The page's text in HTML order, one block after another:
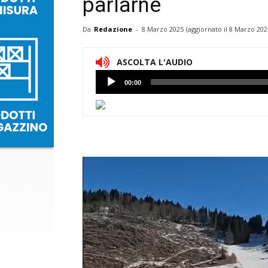
parlarne
Da Redazione - 8 Marzo 2025 (aggiornato il 8 Marzo
ASCOLTA L'AUDIO
Lettore
Audio
00:00